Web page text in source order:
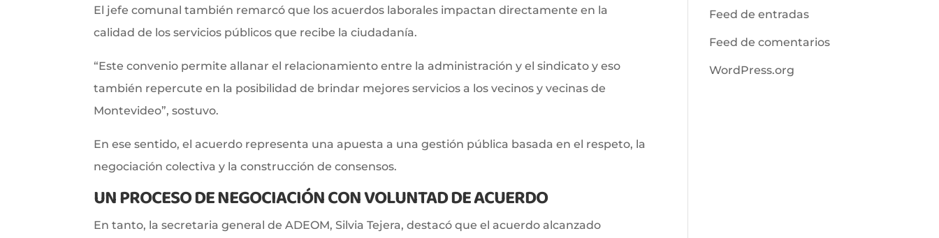
El jefe comunal también remarcó que los acuerdos laborales impactan directamente en la
calidad de los servicios públicos que recibe la ciudadanía.
“Este convenio permite allanar el relacionamiento entre la administración y el sindicato y eso
también repercute en la posibilidad de brindar mejores servicios a los vecinos y vecinas de
Montevideo”, sostuvo.
En ese sentido, el acuerdo representa una apuesta a una gestión pública basada en el respeto, la
negociación colectiva y la construcción de consensos.
UN PROCESO DE NEGOCIACIÓN CON VOLUNTAD DE ACUERDO
En tanto, la secretaria general de ADEOM, Silvia Tejera, destacó que el acuerdo alcanzado
Feed de entradas
Feed de comentarios
WordPress.org